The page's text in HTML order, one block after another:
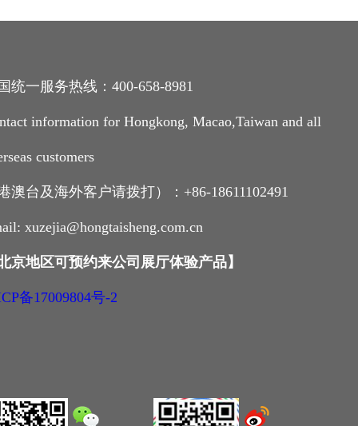
统一服务热线：400-658-8981
information for Hongkong, Macao,Taiwan and all
customers
澳台及海外客户请拨打）：+86-18611102491
xuzejia@hongtaisheng.com.cn
京地区可预约来公司展厅体验产品】
备17009804号-2